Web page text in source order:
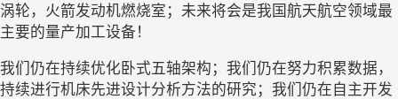
涡轮，火箭发动机燃烧室；未来将会是我国航天航空领域最
主要的量产加工设备！
我们仍在持续优化卧式五轴架构；我们仍在努力积累数据，
持续进行机床先进设计分析方法的研究；我们仍在自主开发